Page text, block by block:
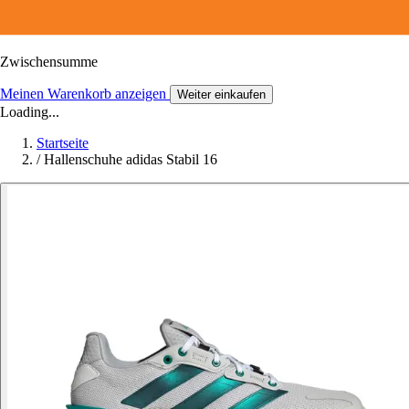
Zwischensumme
Meinen Warenkorb anzeigen Weiter einkaufen
Loading...
Startseite
/ Hallenschuhe adidas Stabil 16